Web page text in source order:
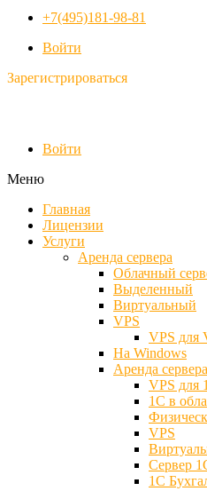
+7(495)181-98-81
Войти
Зарегистрироваться
Войти
Меню
Главная
Лицензии
Услуги
Аренда сервера
Облачный
Выделенный
Виртуальный
VPS
VPS для
На Windows
Аренда
VPS для
1С в
VPS
Сервер
1С